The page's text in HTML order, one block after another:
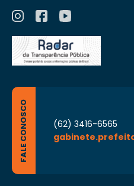
FALE CONOSCO
(62) 3416-6565